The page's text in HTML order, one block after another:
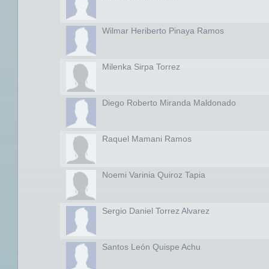
Wilmar Heriberto Pinaya Ramos
Milenka Sirpa Torrez
Diego Roberto Miranda Maldonado
Raquel Mamani Ramos
Noemi Varinia Quiroz Tapia
Sergio Daniel Torrez Alvarez
Santos León Quispe Achu